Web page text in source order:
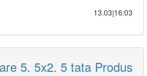
13.03|16:03
5. 5x2. 5 tata Produs